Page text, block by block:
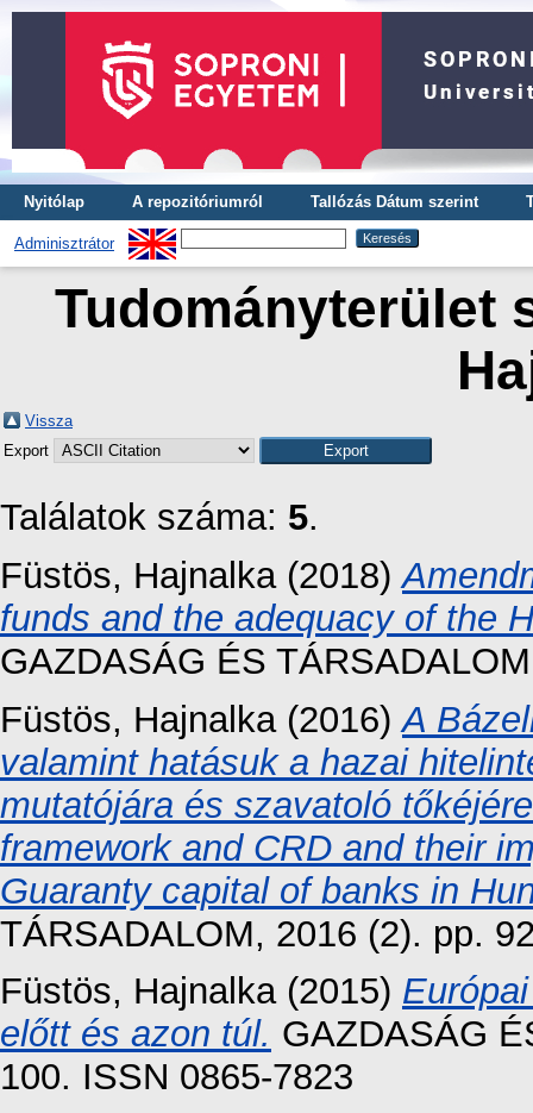
Nyitólap A repozitóriumról Tallózás Dátum szerint
Adminisztrátor
Tudományterület
Vissza
Export
Találatok száma: 5.
Füstös, Hajnalka(2018)
funds and the adequacy of the
GAZDASÁG ÉS
Füstös, Hajnalka(2016)A
valamint hatásuk a hazai
mutatójára és szavatoló
framework and CRD and their
Guaranty capital of banks in
TÁRSADALOM, 2016 (2). pp.
Füstös, Hajnalka(2015)
előtt és azon túl. GAZDASÁG
100. ISSN 0865-7823